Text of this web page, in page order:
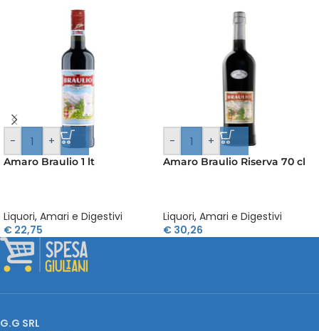
- +
Amaro Braulio 1 lt
Liquori, Amari e Digestivi
€ 22,75
- +
Amaro Braulio Riserva 70 cl
Liquori, Amari e Digestivi
€ 30,26
G.G SRL